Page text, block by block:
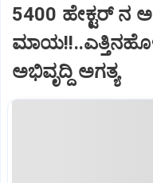
5400 ಹೇಕ್ಟರ್ ನ
ಅಭಿವೃದ್ದಿ ಅಗತ್ಯ